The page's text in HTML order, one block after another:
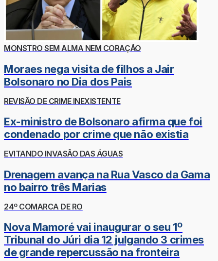
MONSTRO SEM ALMA NEM CORAÇÃO
Moraes nega visita de filhos a Jair
Bolsonaro no Dia dos Pais
REVISÃO DE CRIME INEXISTENTE
Ex-ministro de Bolsonaro afirma que foi
condenado por crime que não existia
EVITANDO INVASÃO DAS ÁGUAS
Drenagem avança na Rua Vasco da Gama
no bairro três Marias
24º COMARCA DE RO
Nova Mamoré vai inaugurar o seu 1º
Tribunal do Júri dia 12 julgando 3 crimes
de grande repercussão na fronteira